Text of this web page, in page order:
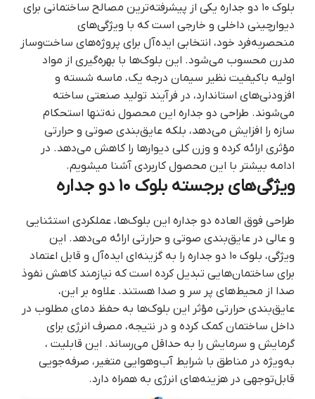
بلوک ۱۰ دو جداره یکی از پیشرفته‌ترین مصالح ساختمانی برای
دیوارچینی داخلی و خارجی است که با ویژگی‌های
منحصربه‌فرد خود، انتخابی ایده‌آل برای پروژه‌های ساخت‌وساز
مدرن محسوب می‌شود. این بلوک‌ها با بهره‌گیری از مواد
اولیه باکیفیت نظیر سیمان درجه یک، ماسه شسته و
افزودنی‌های استاندارد، در فرآیند تولید صنعتی ساخته
می‌شوند. طراحی دو جداره این محصول نه‌تنها استحکام
سازه را افزایش می‌دهد، بلکه عایق‌بندی صوتی و حرارتی
مؤثری ارائه کرده و وزن کلی دیوارها را کاهش می‌دهد. در
ادامه بیشتر با این محصول کاربردی آشنا میشویم.
ویژگی‌های برجسته بلوک ۱۰ دو جداره
طراحی فوق العاده دو جداره این بلوک‌ها، عملکردی استثنایی
و عالی در عایق‌بندی صوتی و حرارتی ارائه می‌دهد. این
ویژگی، بلوک ۱۰ دو جداره را به گزینه‌ای ایده‌آل و قابل اعتماد
برای ساختمان‌هایی تبدیل کرده است که نیازمند کاهش نفوذ
صدا از محیط‌های پر سر و صدا هستند. علاوه بر این،
عایق‌بندی حرارتی مؤثر این بلوک‌ها به حفظ دمای مطلوب در
داخل ساختمان کمک کرده و در نتیجه، مصرف انرژی برای
گرمایش و سرمایش را به حداقل می‌رساند. این قابلیت ،
به‌ویژه در مناطق با شرایط آب‌وهوایی متغیر، صرفه‌جویی
قابل‌توجهی در هزینه‌های انرژی به همراه دارد.